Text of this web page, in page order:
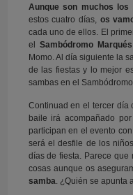
Aunque son muchos los
estos cuatro días,os
cada uno de ellos. El
el Sambódromo
Momo. Al día siguiente la
de las fiestas y lo mejor
sambas en el
Continuad en el tercer día
baile irá acompañado
participan en el evento
será el desfile de los
días de fiesta. Parece
cosas aunque os
samba. ¿Quién se apunta